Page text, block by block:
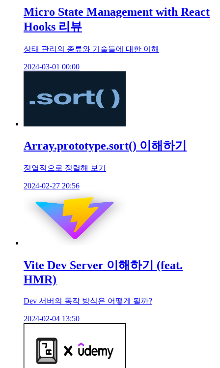
Micro State Management with React
Hooks 리뷰
상태 관리의 종류와 기술들에 대한 이해
2024-03-01 00:00
Array.prototype.sort() 이해하기
정열적으로 정렬해 보기
2024-02-27 20:56
Vite Dev Server 이해하기 (feat.
HMR)
Dev 서버의 동작 방식은 어떻게 될까?
2024-02-04 13:50